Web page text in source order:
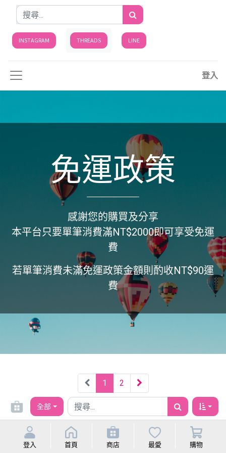
登入
INSTAGRAM THREADS LINE
免運政策
感謝您的購買及分享
本平台只要單筆消費滿NT$2000即可享受免運
費
若單筆消費未滿免運政策金額則酌收NT$90運
費
1 2
全部
登入 首頁 商店 最愛 購物